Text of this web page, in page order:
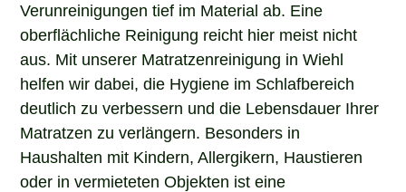
Verunreinigungen tief im Material ab. Eine
oberflächliche Reinigung reicht hier meist nicht
aus. Mit unserer Matratzenreinigung in Wiehl
helfen wir dabei, die Hygiene im Schlafbereich
deutlich zu verbessern und die Lebensdauer Ihrer
Matratzen zu verlängern. Besonders in
Haushalten mit Kindern, Allergikern, Haustieren
oder in vermieteten Objekten ist eine